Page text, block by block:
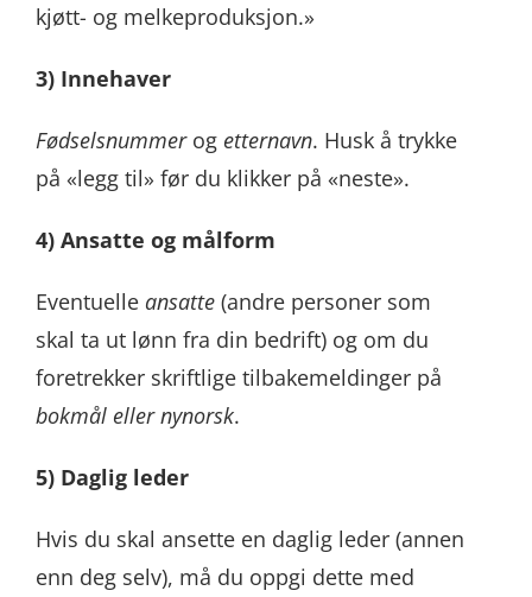
kjøtt- og melkeproduksjon.»
3) Innehaver
Fødselsnummer og etternavn. Husk å trykke
på «legg til» før du klikker på «neste».
4) Ansatte og målform
Eventuelle ansatte(andre personer som
skal ta ut lønn fra din bedrift) og om du
foretrekker skriftlige tilbakemeldinger på
bokmål eller nynorsk.
5) Daglig leder
Hvis du skal ansette en daglig leder (annen
enn deg selv), må du oppgi dette med